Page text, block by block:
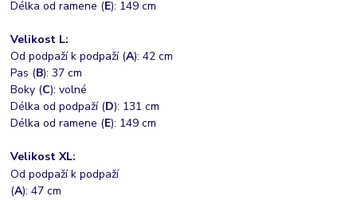
Délka od ramene (E): 149 cm
Velikost L:
Od podpaží k podpaží (A): 42 cm
Pas (B): 37 cm
Boky (C): volné
Délka od podpaží (D): 131 cm
Délka od ramene (E): 149 cm
Velikost XL:
Od podpaží k podpaží
(A): 47 cm